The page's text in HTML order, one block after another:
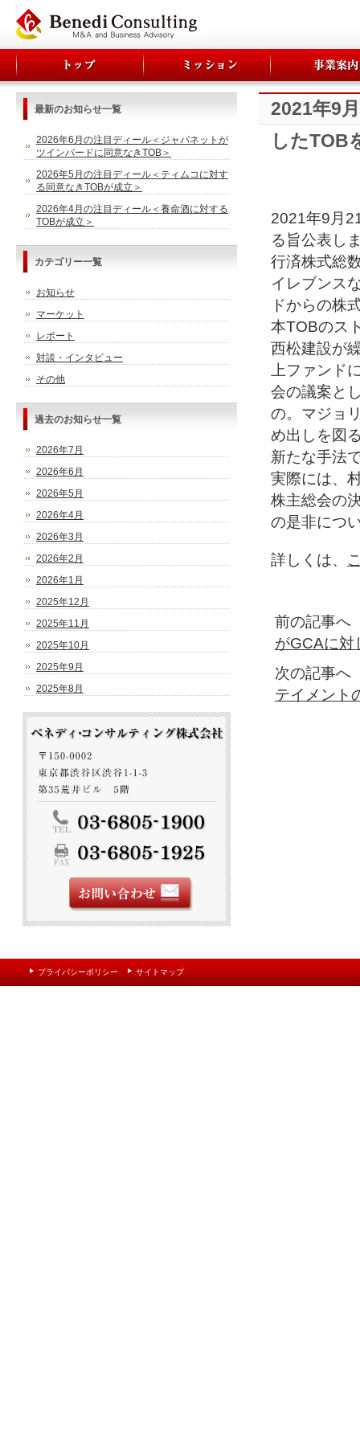
2021年9
したTOB
2021年9月
る旨公表し
行済株式総
イレブンス
ドからの株
本TOBのス
西松建設が
上ファンド
会の議案と
の。マジョ
め出しを図
新たな手法
実際には、
株主総会の
の是非につ
詳しくは、
前の記事
がGCAに対
次の記事
テイメント
最新のお知らせ一覧
2026年6月の注目ディール＜ジャパネットが
ツインバードに同意なきTOB＞
2026年5月の注目ディール＜ティムコに対す
る同意なきTOBが成立＞
2026年4月の注目ディール＜養命酒に対する
TOBが成立＞
カテゴリー一覧
お知らせ
マーケット
レポート
対談・インタビュー
その他
過去のお知らせ一覧
2026年7月
2026年6月
2026年5月
2026年4月
2026年3月
2026年2月
2026年1月
2025年12月
2025年11月
2025年10月
2025年9月
2025年8月
プライバシーポリシー サイトマップ